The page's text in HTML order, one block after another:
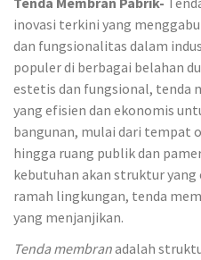
inovasi terkini yang
dan fungsionalitas dalam
populer di berbagai belahan
estetis dan fungsional, tenda
yang efisien dan ekonomis
bangunan, mulai dari tempat
hingga ruang publik dan
kebutuhan akan struktur
ramah lingkungan, tenda
yang menjanjikan.
Tenda membranadalah